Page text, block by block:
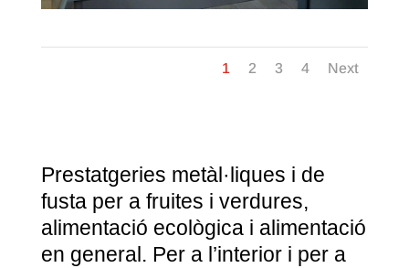
1 2 3 4 Next
Prestatgeries metàl·liques i de
fusta per a fruites i verdures,
alimentació ecològica i alimentació
en general. Per a l’interior i per a